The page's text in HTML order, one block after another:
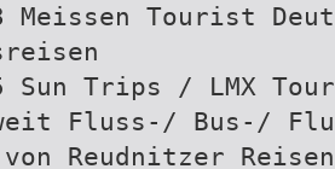
Meissen Tourist
Sun Trips / LMX
Fluss-/ Bus-/
von Reudnitzer Reisen